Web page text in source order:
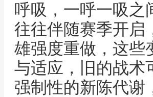
呼吸，一呼一吸之
往往伴随赛季开启
雄强度重做，这些
与适应，旧的战术
强制性的新陈代谢